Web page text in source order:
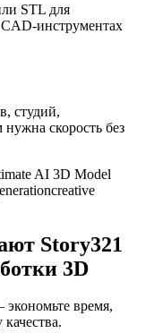
STL для
инструментах
студий,
скорость без
AI 3D Model
creative
Story321
3D
время,